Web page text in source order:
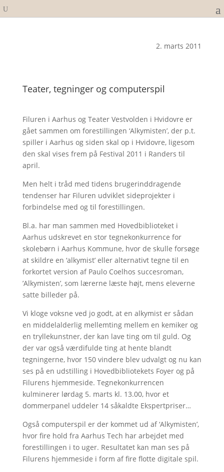
2. marts 2011
Teater, tegninger og computerspil
Filuren i Aarhus og Teater Vestvolden i Hvidovre er
gået sammen om forestillingen ‘Alkymisten’, der p.t.
spiller i Aarhus og siden skal op i Hvidovre, ligesom
den skal vises frem på Festival 2011 i Randers til
april.
Men helt i tråd med tidens brugerinddragende
tendenser har Filuren udviklet sideprojekter i
forbindelse med og til forestillingen.
Bl.a. har man sammen med Hovedbiblioteket i
Aarhus udskrevet en stor tegnekonkurrence for
skolebørn i Aarhus Kommune, hvor de skulle forsøge
at skildre en ‘alkymist’ eller alternativt tegne til en
forkortet version af Paulo Coelhos succesroman,
’Alkymisten’, som lærerne læste højt, mens eleverne
satte billeder på.
Vi kloge voksne ved jo godt, at en alkymist er sådan
en middelalderlig mellemting mellem en kemiker og
en tryllekunstner, der kan lave ting om til guld. Og
der var også værdifulde ting at hente blandt
tegningerne, hvor 150 vindere blev udvalgt og nu kan
ses på en udstilling i Hovedbibliotekets Foyer og på
Filurens hjemmeside. Tegnekonkurrencen
kulminerer lørdag 5. marts kl. 13.00, hvor et
dommerpanel uddeler 14 såkaldte Ekspertpriser…
Også computerspil er der kommet ud af ‘Alkymisten’,
hvor fire hold fra Aarhus Tech har arbejdet med
forestillingen i to uger. Resultatet kan man ses på
Filurens hjemmeside i form af fire flotte digitale spil.